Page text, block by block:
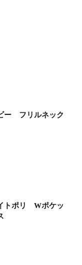
ー フリルネック
トポリ Wポケッ